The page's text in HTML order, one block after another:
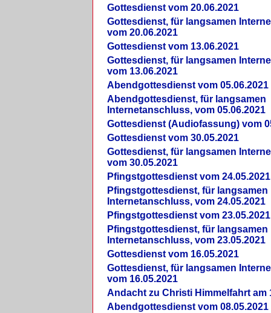
Gottesdienst vom 20.06.2021
Gottesdienst, für langsamen
vom 20.06.2021
Gottesdienst vom 13.06.2021
Gottesdienst, für langsamen
vom 13.06.2021
Abendgottesdienst vom 05.06.2021
Abendgottesdienst, für langsamen
Internetanschluss, vom 05.06.2021
Gottesdienst (Audiofassung) vom
Gottesdienst vom 30.05.2021
Gottesdienst, für langsamen
vom 30.05.2021
Pfingstgottesdienst vom 24.05.2021
Pfingstgottesdienst, für langsamen
Internetanschluss, vom 24.05.2021
Pfingstgottesdienst vom 23.05.2021
Pfingstgottesdienst, für langsamen
Internetanschluss, vom 23.05.2021
Gottesdienst vom 16.05.2021
Gottesdienst, für langsamen
vom 16.05.2021
Andacht zu Christi Himmelfahrt am
Abendgottesdienst vom 08.05.2021